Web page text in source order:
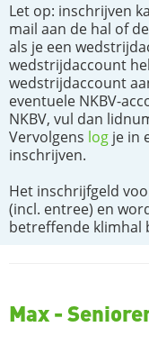
Let op: inschrijven
mail aan de hal of
als je een
wedstrijdaccount
wedstrijdaccount
eventuele NKBV-
NKBV, vul dan
Vervolgens log je in
inschrijven.
Het inschrijfgeld
(incl. entree) en
betreffende klimhal
Max -